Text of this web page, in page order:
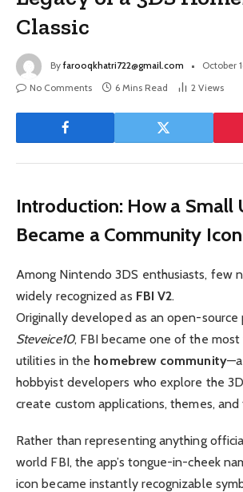
Classic
By farooqkhatri722@gmail.com
October
No Comments
6 Mins Read 2 Views
Introduction: How a Small
Became a Community Icon
Among Nintendo 3DS enthusiasts, few
widely recognized as FBI V2.
Originally developed as an open-source
Steveice10, FBI became one of the
utilities in the homebrew community
hobbyist developers who explore the
create custom applications, themes, and
Rather than representing anything
world FBI, the app’s tongue-in-cheek
icon became instantly recognizable